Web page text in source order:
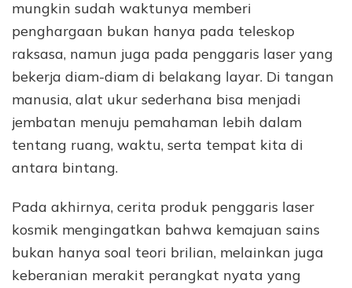
mungkin sudah waktunya memberi
penghargaan bukan hanya pada teleskop
raksasa, namun juga pada penggaris laser yang
bekerja diam-diam di belakang layar. Di tangan
manusia, alat ukur sederhana bisa menjadi
jembatan menuju pemahaman lebih dalam
tentang ruang, waktu, serta tempat kita di
antara bintang.
Pada akhirnya, cerita produk penggaris laser
kosmik mengingatkan bahwa kemajuan sains
bukan hanya soal teori brilian, melainkan juga
keberanian merakit perangkat nyata yang